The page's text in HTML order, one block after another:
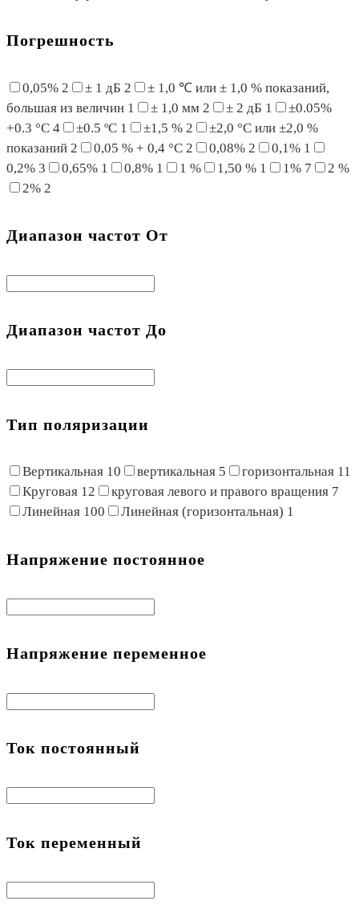
Погрешность
0,05% 2 ± 1 дБ 2
± 1,0 ℃ или ± 1,0 % показаний,
большая из величин 1 ± 1,0 мм 2 ± 2 дБ 1
±0.05%
+0.3 °C 4 ±0.5 ºC 1 ±1,5 % 2
±2,0 °C или ±2,0 %
показаний 2 0,05 % + 0,4 °C 2 0,08% 2 0,1% 1
0,2% 3 0,65% 1 0,8% 1 1 % 1,50 % 1 1% 7
2 %
2% 2
Диапазон частот От
Диапазон частот До
Тип поляризации
Вертикальная 10 вертикальная 5 горизонтальная 11
Круговая 12 круговая левого и правого вращения 7
Линейная 100 Линейная (горизонтальная) 1
Напряжение постоянное
Напряжение переменное
Ток постоянный
Ток переменный